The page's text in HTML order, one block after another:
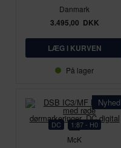
Danmark
3.495,00 DKK
På lager
Nyhed
DC 1:87 - H0
McK